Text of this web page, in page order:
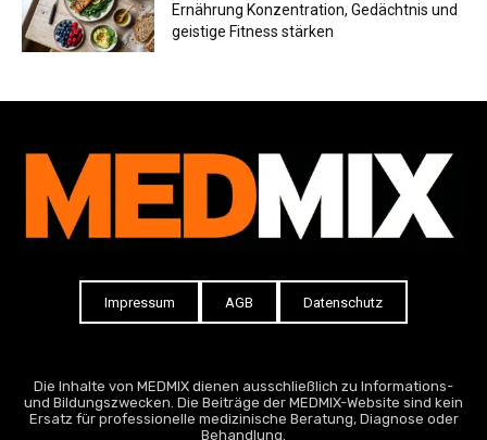
Ernährung Konzentration, Gedächtnis und
geistige Fitness stärken
Impressum AGB Datenschutz
Die Inhalte von MEDMIX dienen ausschließlich zu Informations-
und Bildungszwecken. Die Beiträge der MEDMIX-Website sind kein
Ersatz für professionelle medizinische Beratung, Diagnose oder
Behandlung.